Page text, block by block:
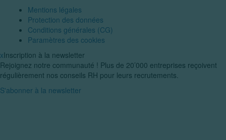
Mentions légales
Protection des données
Conditions générales (CG)
Paramètres des cookies
xInscription à la newsletter
Rejoignez notre communauté ! Plus de 20’000 entreprises reçoivent
régulièrement nos conseils RH pour leurs recrutements.
S'abonner à la newsletter